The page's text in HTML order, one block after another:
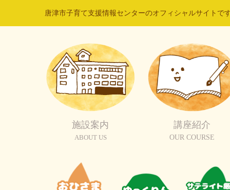
唐津市子育て支援情報センターのオフィシャルサイトで
施設案内
ABOUT US
講座紹介
OUR COURSE